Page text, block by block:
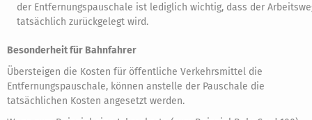
der Entfernungspauschale ist lediglich wichtig, dass der
tatsächlich zurückgelegt wird.
Besonderheit für Bahnfahrer
Übersteigen die Kosten für öffentliche Verkehrsmittel die
Entfernungspauschale, können anstelle der Pauschale die
tatsächlichen Kosten angesetzt werden.